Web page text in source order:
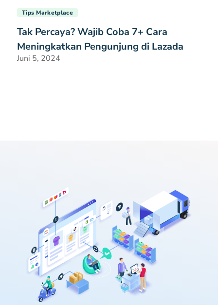
Tips Marketplace
Tak Percaya? Wajib Coba 7+ Cara
Meningkatkan Pengunjung di Lazada
Juni 5, 2024